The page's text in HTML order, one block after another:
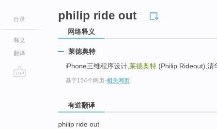
目录
释义
翻译
philip ride out
网络释义
莱德奥特
iPhone三维程序设计, 莱德奥特 (Philip Rideout),清
基于154个网页-相关网页
有道翻译
philip ride out